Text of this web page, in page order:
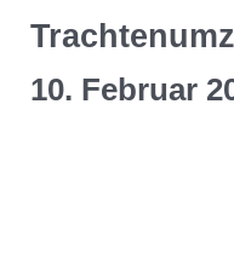
10. Februar